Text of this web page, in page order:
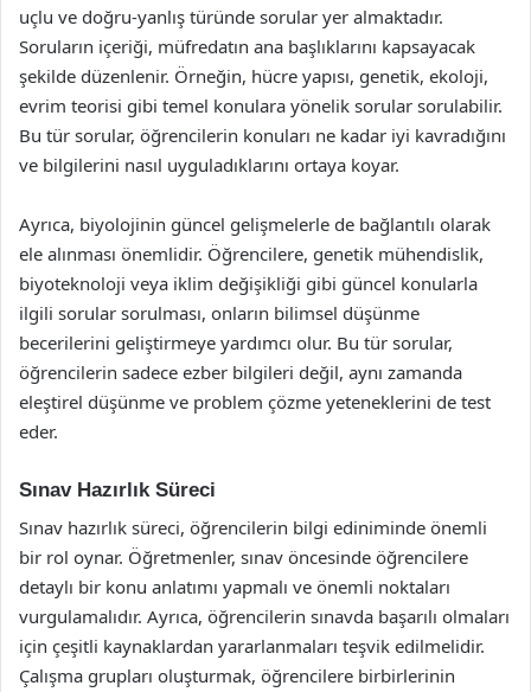
uçlu ve doğru-yanlış türünde sorular yer almaktadır.
Soruların içeriği, müfredatın ana başlıklarını kapsayacak
şekilde düzenlenir. Örneğin, hücre yapısı, genetik, ekoloji,
evrim teorisi gibi temel konulara yönelik sorular sorulabilir.
Bu tür sorular, öğrencilerin konuları ne kadar iyi kavradığını
ve bilgilerini nasıl uyguladıklarını ortaya koyar.
Ayrıca, biyolojinin güncel gelişmelerle de bağlantılı olarak
ele alınması önemlidir. Öğrencilere, genetik mühendislik,
biyoteknoloji veya iklim değişikliği gibi güncel konularla
ilgili sorular sorulması, onların bilimsel düşünme
becerilerini geliştirmeye yardımcı olur. Bu tür sorular,
öğrencilerin sadece ezber bilgileri değil, aynı zamanda
eleştirel düşünme ve problem çözme yeteneklerini de test
eder.
Sınav Hazırlık Süreci
Sınav hazırlık süreci, öğrencilerin bilgi ediniminde önemli
bir rol oynar. Öğretmenler, sınav öncesinde öğrencilere
detaylı bir konu anlatımı yapmalı ve önemli noktaları
vurgulamalıdır. Ayrıca, öğrencilerin sınavda başarılı olmaları
için çeşitli kaynaklardan yararlanmaları teşvik edilmelidir.
Çalışma grupları oluşturmak, öğrencilere birbirlerinin